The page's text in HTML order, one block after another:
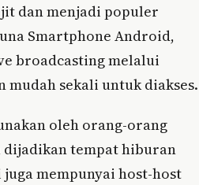
dan menjadi populer
Smartphone Android,
broadcasting melalui
sekali untuk diakses.
oleh orang-orang
dijadikan tempat hiburan
mempunyai host-host